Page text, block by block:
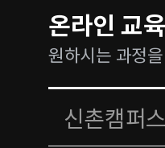
온라인 교
원하시는 과정